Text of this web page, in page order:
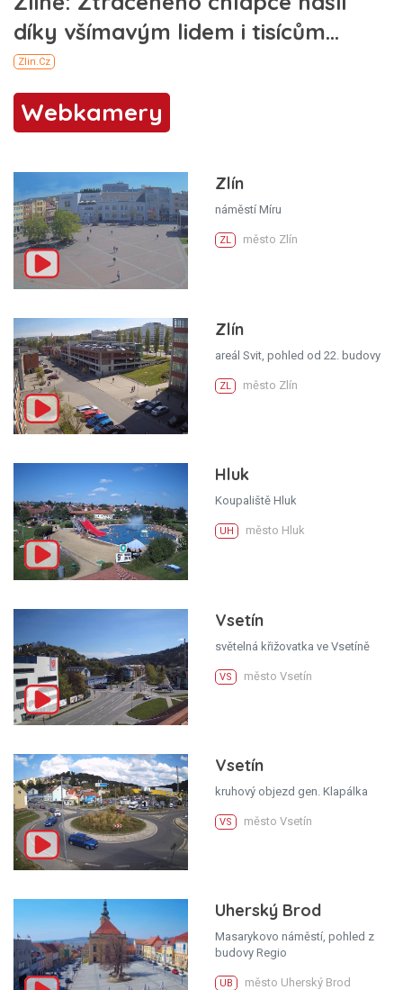
Webkamery
Zlín
náměstí Míru
ZL město Zlín
Zlín
areál Svit, pohled od 22. budovy
ZL město Zlín
Hluk
Koupaliště Hluk
UH město Hluk
Vsetín
světelná křižovatka ve Vsetíně
VS město Vsetín
Vsetín
kruhový objezd gen. Klapálka
VS město Vsetín
Uherský Brod
Masarykovo náměstí, pohled z
budovy Regio
UB město Uherský Brod